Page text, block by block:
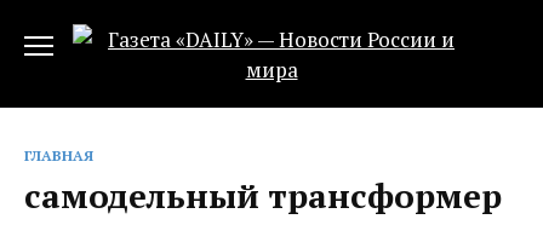
ГЛАВНАЯ
самодельный трансформер